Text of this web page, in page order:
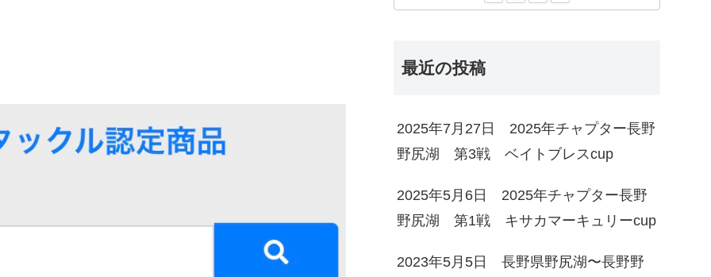
最近の投稿
2025年7月27日 2025年チャプター長野
野尻湖 第3戦 ベイトブレスcup
2025年5月6日 2025年チャプター長野
野尻湖 第1戦 キサカマーキュリーcup
2023年5月5日 長野県野尻湖〜長野野